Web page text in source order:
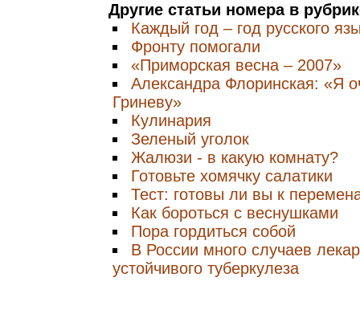
Другие статьи номера в
Каждый год – год русского
Фронту помогали
«Приморская весна – 2007»
Александра Флоринская: «Я
Гриневу»
Кулинария
Зеленый уголок
Жалюзи - в какую комнату?
Готовьте хомячку салатики
Тест: готовы ли вы к
Как бороться с веснушками
Пора гордиться собой
В России много случаев
устойчивого туберкулеза